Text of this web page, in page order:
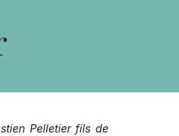
Pelletier fils de